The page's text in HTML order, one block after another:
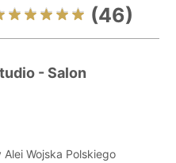
(46)
- Salon
Wojska Polskiego